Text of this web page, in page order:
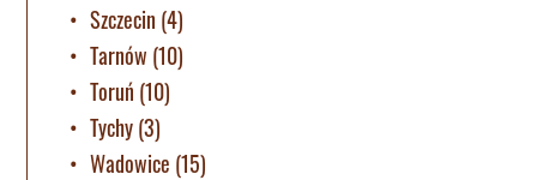
Szczecin (4)
Tarnów (10)
Toruń (10)
Tychy(3)
Wadowice (15)